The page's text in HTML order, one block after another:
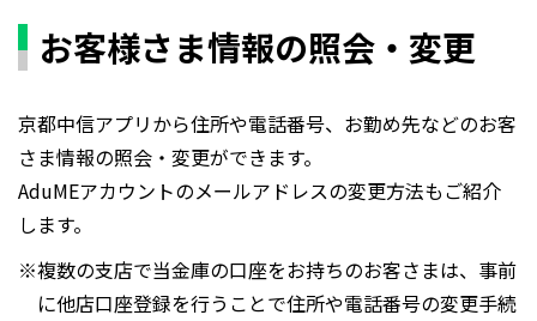
お客様さま情報の照会・変更
京都中信アプリから住所や電話番号、お勤め先などのお客
さま情報の照会・変更ができます。
AduMEアカウントのメールアドレスの変更方法もご紹介
します。
※複数の支店で当金庫の口座をお持ちのお客さまは、事前
に他店口座登録を行うことで住所や電話番号の変更手続